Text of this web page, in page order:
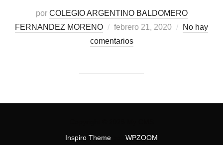
por COLEGIO ARGENTINO BALDOMERO
FERNANDEZ MORENO
Publicado
el
febrero 21, 2020
No hay
comentarios
Inspiro Theme
WPZOOM